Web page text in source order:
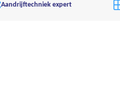
Aandrijftechniek expert